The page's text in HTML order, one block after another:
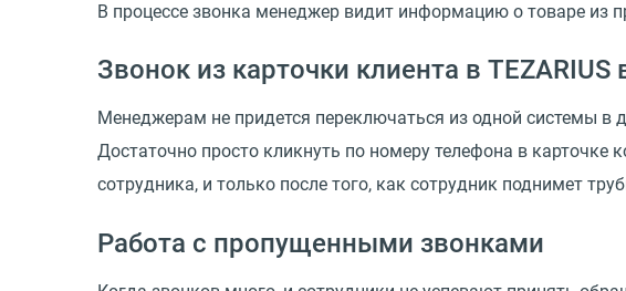
В процессе звонка менеджер видит информацию о товаре из
Звонок из карточки клиента в TEZARIUS
Менеджерам не придется переключаться из одной системы в
Достаточно просто кликнуть по номеру телефона в карточке
сотрудника, и только после того, как сотрудник поднимет
Работа с пропущенными звонками